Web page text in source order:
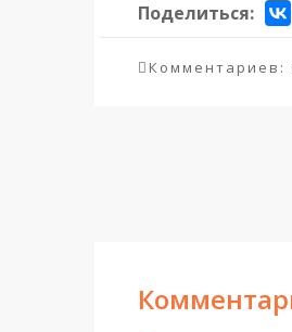
Поделиться:
Комментариев: